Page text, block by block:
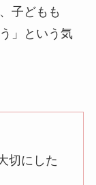
子どもも
」という気
切にした